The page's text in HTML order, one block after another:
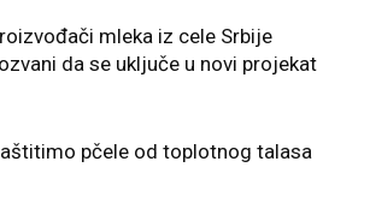
mleka iz cele Srbije
da se uključe u novi projekat
pčele od toplotnog talasa